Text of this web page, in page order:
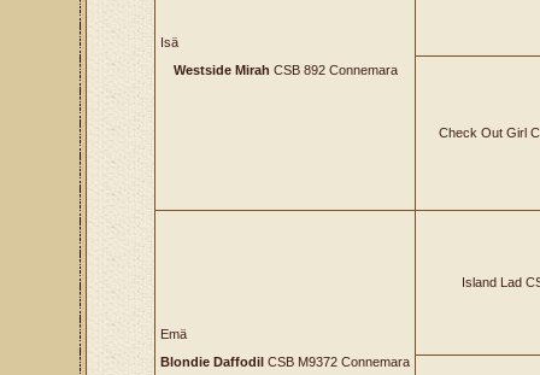
Isä
Westside Mirah CSB 892 Connemara
Check Out Girl
Emä
Blondie Daffodil CSB M9372 Connemara
Island Lad